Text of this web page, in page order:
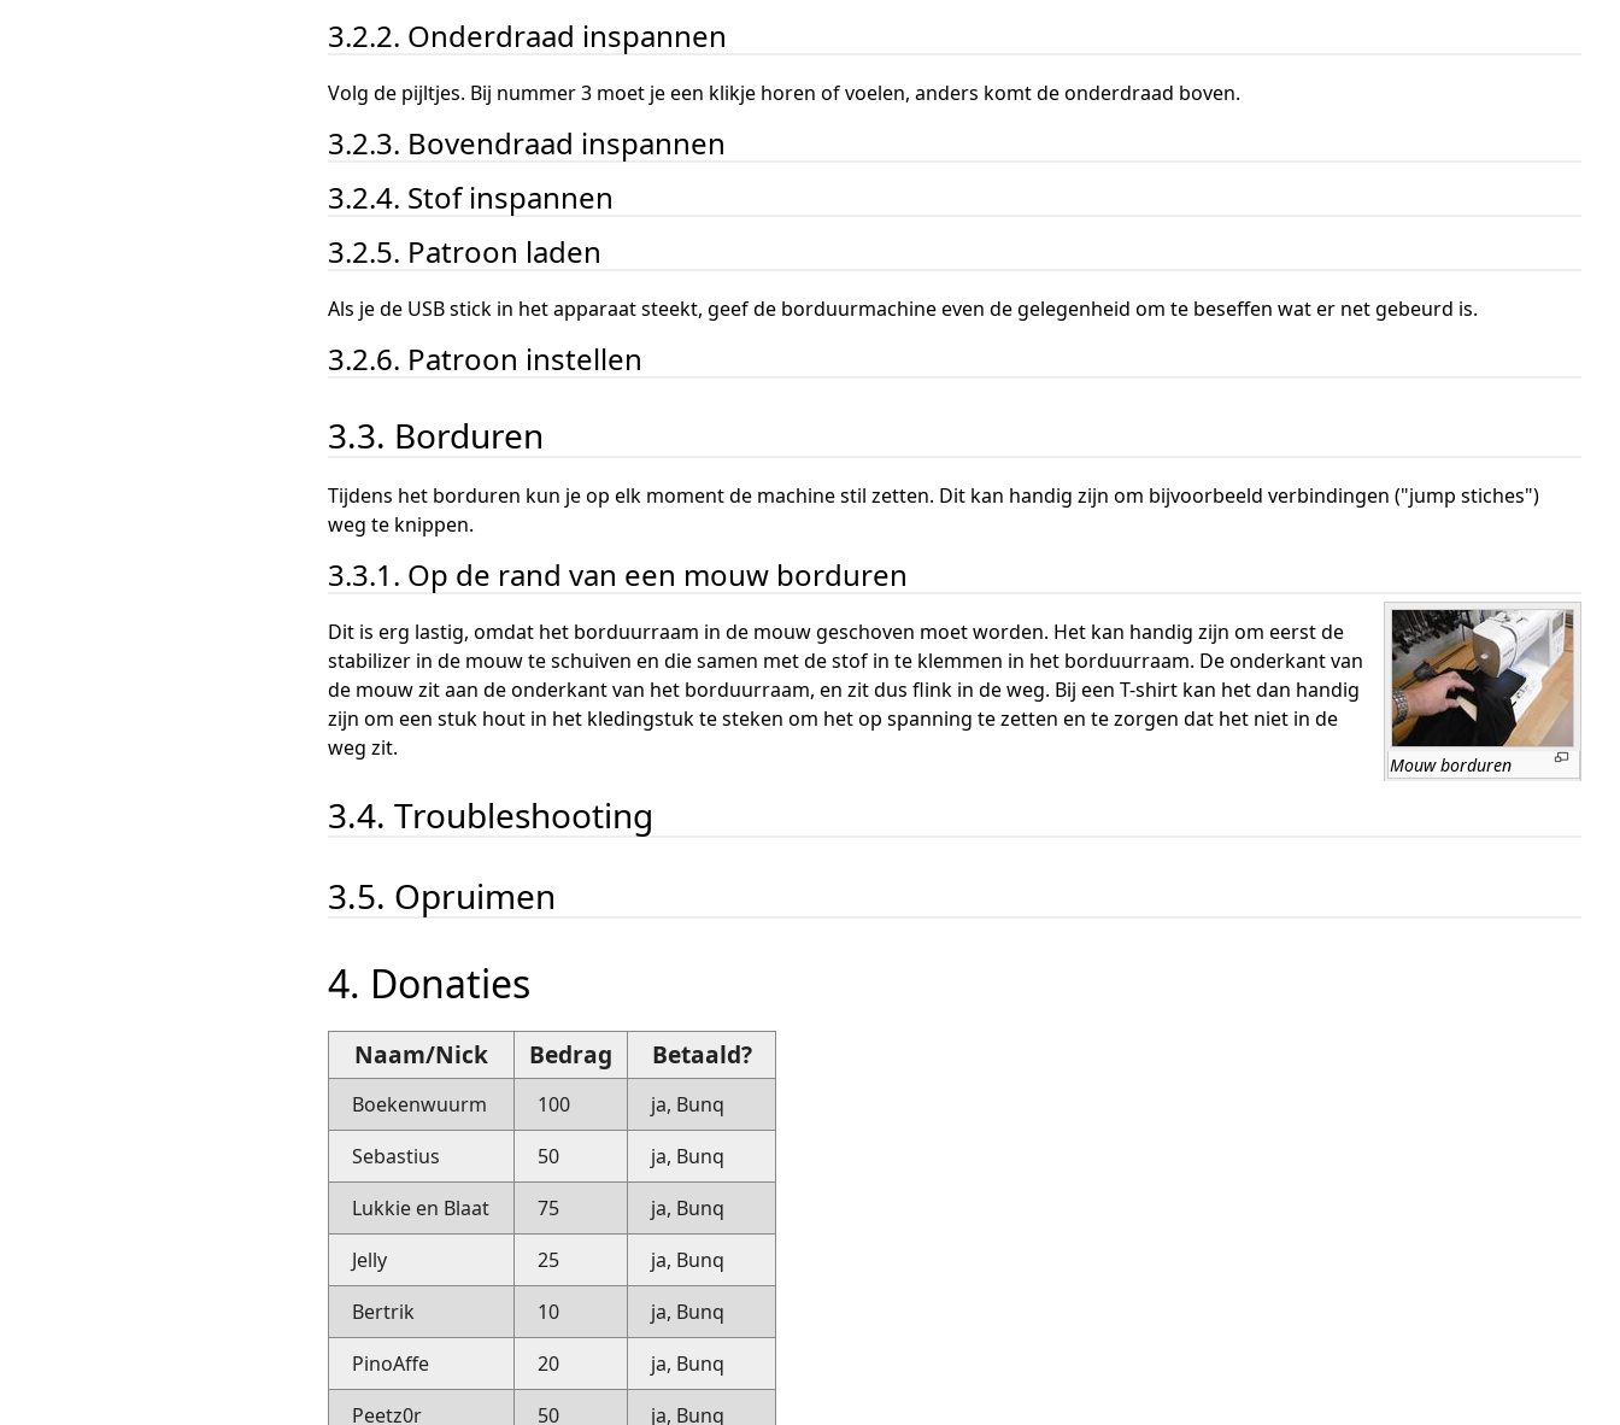
3.2.2. Onderdraad inspannen
Volg de pijltjes. Bij nummer 3 moet je een klikje horen of voelen, anders komt de onderdraad boven.
3.2.3. Bovendraad inspannen
3.2.4. Stof inspannen
3.2.5. Patroon laden
Als je de USB stick in het apparaat steekt, geef de borduurmachine even de gelegenheid om te beseffen wat er net gebeurd is.
3.2.6. Patroon instellen
3.3. Borduren
Tijdens het borduren kun je op elk moment de machine stil zetten. Dit kan handig zijn om bijvoorbeeld verbindingen ("jump stiches")
weg te knippen.
3.3.1. Op de rand van een mouw borduren
Mouw borduren
Dit is erg lastig, omdat het borduurraam in de mouw geschoven moet worden. Het kan handig zijn om eerst de
stabilizer in de mouw te schuiven en die samen met de stof in te klemmen in het borduurraam. De onderkant van
de mouw zit aan de onderkant van het borduurraam, en zit dus flink in de weg. Bij een T-shirt kan het dan handig
zijn om een stuk hout in het kledingstuk te steken om het op spanning te zetten en te zorgen dat het niet in de
weg zit.
3.4. Troubleshooting
3.5. Opruimen
4. Donaties
Naam/Nick Bedrag Betaald?
Boekenwuurm 100
ja, Bunq
Sebastius
50
ja, Bunq
Lukkie en Blaat
75
ja, Bunq
Jelly
25
ja, Bunq
Bertrik
10
ja, Bunq
PinoAffe
20
ja, Bunq
Peetz0r
50 ja, Bunq